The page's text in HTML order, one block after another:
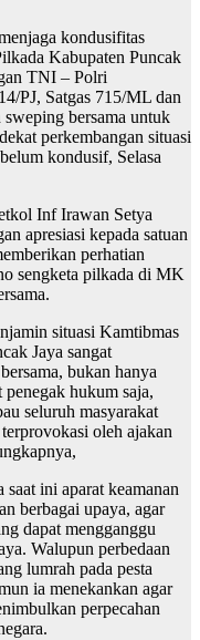
kondusifitas
Kabupaten Puncak
TNI – Polri
PJ, Satgas 715/ML dan
bersama untuk
perkembangan situasi
kondusif, Selasa
Inf Irawan Setya
apresiasi kepada satuan
perhatian
sengketa pilkada di MK
situasi Kamtibmas
Jaya sangat
bukan hanya
hukum saja,
seluruh masyarakat
oleh ajakan
ini aparat keamanan
berbagai upaya, agar
dapat mengganggu
Walupun perbedaan
lumrah pada pesta
ia menekankan agar
perpecahan